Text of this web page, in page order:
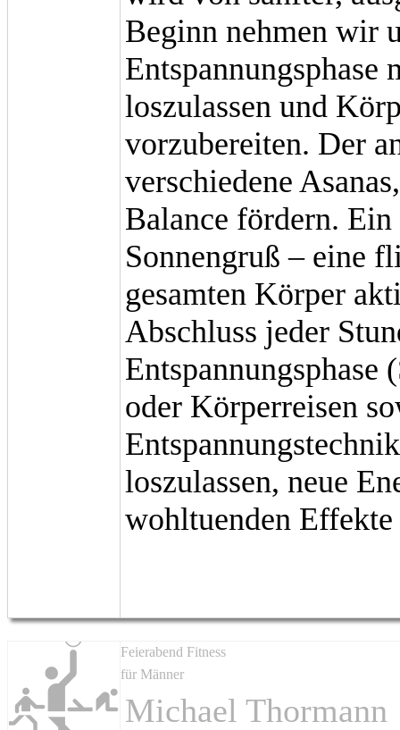
Beginn nehmen wir
loszulassen und
vorzubereiten. Der
verschiedene
Balance fördern.
Sonnengruß – eine
gesamten Körper
Abschluss jeder
Entspannungsphase
oder Körperreisen
loszulassen, neue
wohltuenden
Feierabend Fitness
für Männer
Michael Thormann